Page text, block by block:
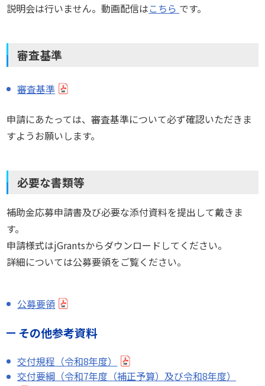
説明会は行いません。動画配信はこちら です。
審査基準
審査基準
申請にあたっては、審査基準について必ず確認いただきま
すようお願いします。
必要な書類等
補助金応募申請書及び必要な添付資料を提出して戴きま
す。
申請様式はjGrantsからダウンロードしてください。
詳細については公募要領をご覧ください。
公募要領
その他参考資料
交付規程（令和8年度）
交付要綱（令和7年度（補正予算）及び令和8年度）